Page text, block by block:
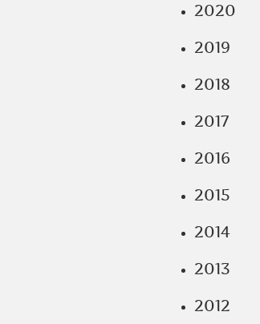
2020
2019
2018
2017
2016
2015
2014
2013
2012